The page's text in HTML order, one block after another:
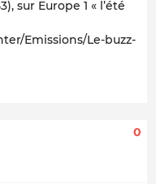
sur Europe 1 « l’été
Emissions/Le-buzz-
0